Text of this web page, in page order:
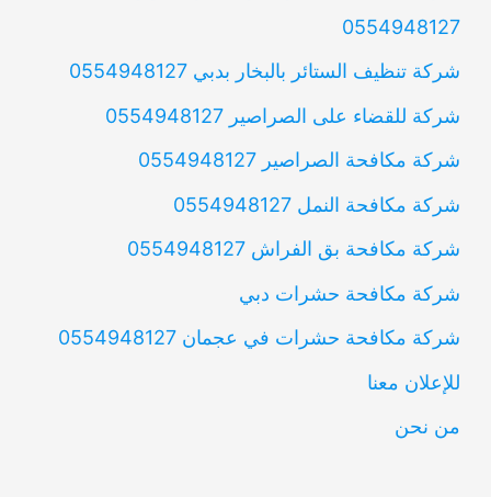
0554948127
شركة تنظيف الستائر بالبخار بدبي 0554948127
شركة للقضاء على الصراصير 0554948127
شركة مكافحة الصراصير 0554948127
شركة مكافحة النمل 0554948127
شركة مكافحة بق الفراش 0554948127
شركة مكافحة حشرات دبي
شركة مكافحة حشرات في عجمان 0554948127
للإعلان معنا
من نحن